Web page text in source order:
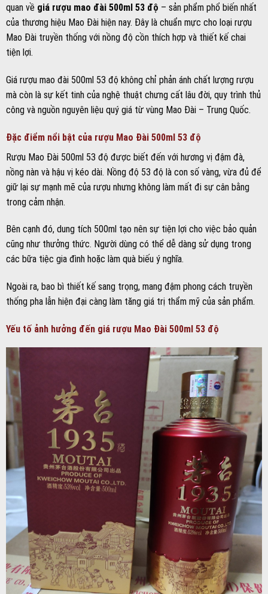
quan về giá rượu mao đài 500ml 53 độ – sản phẩm phổ biến nhất
của thương hiệu Mao Đài hiện nay. Đây là chuẩn mực cho loại rượu
Mao Đài truyền thống với nồng độ cồn thích hợp và thiết kế chai
tiện lợi.
Giá rượu mao đài 500ml 53 độ không chỉ phản ánh chất lượng rượu
mà còn là sự kết tinh của nghệ thuật chưng cất lâu đời, quy trình thủ
công và nguồn nguyên liệu quý giá từ vùng Mao Đài – Trung Quốc.
Đặc điểm nổi bật của rượu Mao Đài 500ml 53 độ
Rượu Mao Đài 500ml 53 độ được biết đến với hương vị đậm đà,
nồng nàn và hậu vị kéo dài. Nồng độ 53 độ là con số vàng, vừa đủ để
giữ lại sự mạnh mẽ của rượu nhưng không làm mất đi sự cân bằng
trong cảm nhận.
Bên cạnh đó, dung tích 500ml tạo nên sự tiện lợi cho việc bảo quản
cũng như thưởng thức. Người dùng có thể dễ dàng sử dụng trong
các bữa tiệc gia đình hoặc làm quà biếu ý nghĩa.
Ngoài ra, bao bì thiết kế sang trọng, mang đậm phong cách truyền
thống pha lẫn hiện đại càng làm tăng giá trị thẩm mỹ của sản phẩm.
Yếu tố ảnh hưởng đến giá rượu Mao Đài 500ml 53 độ